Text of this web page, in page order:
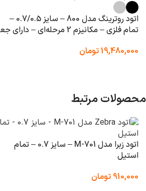
اتود روترینگ مدل 800 – سایز 0.7/0.5 –
تمام فلزی – مکانیزم 2 مرحله‌ای – دارای جعبه
19,480,000تومان
محصولات مرتبط
اتود زبرا مدل M-701 – سایز 0.7 – تمام
استیل
910,000 تومان